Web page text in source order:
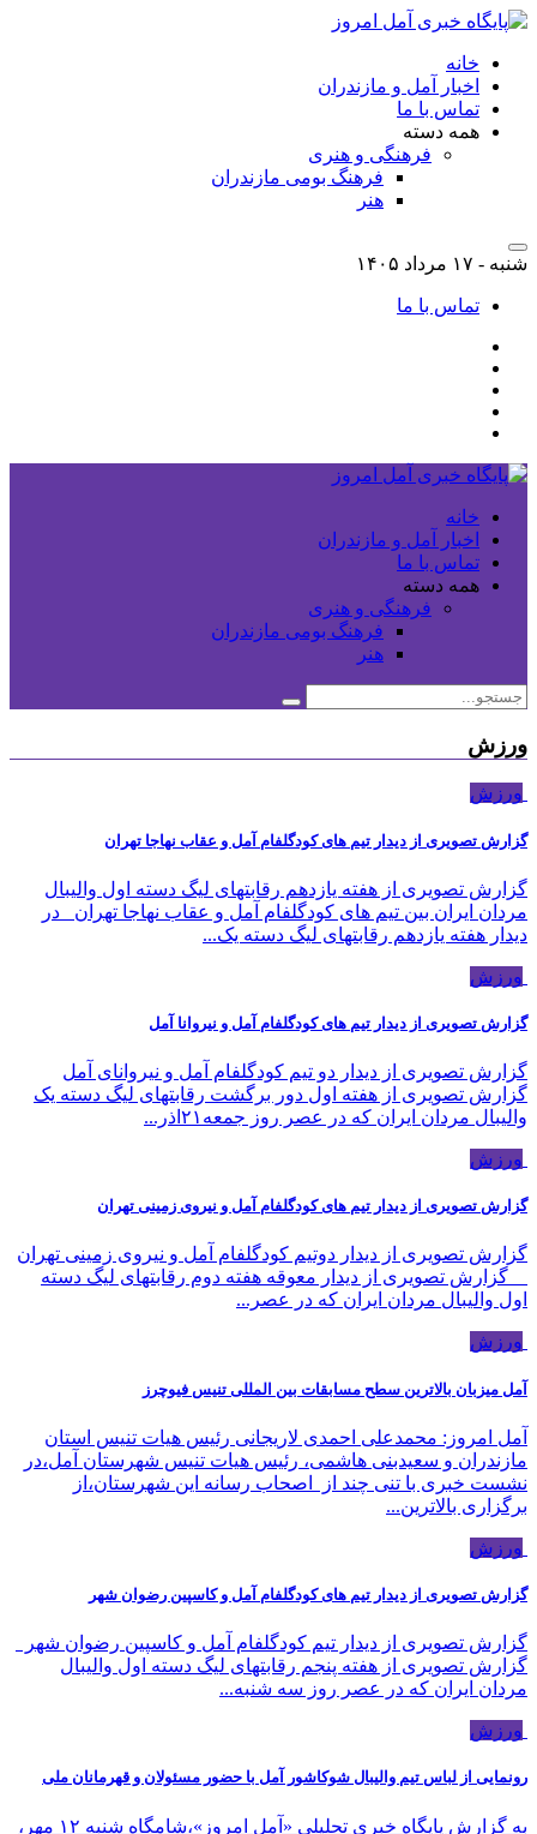
خانه
اخبار آمل و مازندران
تماس با ما
همه دسته
فرهنگی و هنری
فرهنگ بومی مازندران
هنر
شنبه - ۱۷ مرداد ۱۴۰۵
تماس با ما
خانه
اخبار آمل و مازندران
تماس با ما
همه دسته
فرهنگی و هنری
فرهنگ بومی مازندران
هنر
ورزش
ورزش
گزارش تصویری از دیدار تیم های کودگلفام آمل و عقاب نهاجا تهران
گزارش تصویری از هفته یازدهم رقابتهای لیگ دسته اول والیبال
مردان ایران بین تیم های کودگلفام آمل و عقاب نهاجا تهران در
دیدار هفته یازدهم رقابتهای لیگ دسته یک...
ورزش
گزارش تصویری از دیدار تیم های کودگلفام آمل و نیروانا آمل
گزارش تصویری از دیدار دو تیم کودگلفام آمل و نیروانای آمل
گزارش تصویری از هفته اول دور برگشت رقابتهای لیگ دسته یک
والیبال مردان ایران که در عصر روز جمعه۲۱اذر...
ورزش
گزارش تصویری از دیدار تیم های کودگلفام آمل و نیروی زمینی تهران
گزارش تصویری از دیدار دوتیم کودگلفام آمل و نیروی زمینی تهران
گزارش تصویری از دیدار معوقه هفته دوم رقابتهای لیگ دسته
اول والیبال مردان ایران که در عصر...
ورزش
آمل میزبان بالاترین سطح مسابقات بین المللی تنیس فیوچرز
آمل امروز: محمدعلی احمدی لاریجانی رئیس هیات تنیس استان
مازندران و سعیدبنی هاشمی، رئیس هیات تنیس شهرستان آمل،در
نشست خبری با تنی چند از اصحاب رسانه این شهرستان،از
برگزاری بالاترین...
ورزش
گزارش تصویری از دیدار تیم های کودگلفام آمل و کاسپین رضوان شهر
گزارش تصویری از دیدار تیم کودگلفام آمل و کاسپین رضوان شهر
گزارش تصویری از هفته پنجم رقابتهای لیگ دسته اول والیبال
مردان ایران که در عصر روز سه شنبه...
ورزش
رونمایی از لباس تیم والیبال شوکاشور آمل با حضور مسئولان و قهرمانان ملی
به گزارش پایگاه خبری تحلیلی «آمل امروز»،شامگاه شنبه ۱۲ مهر،